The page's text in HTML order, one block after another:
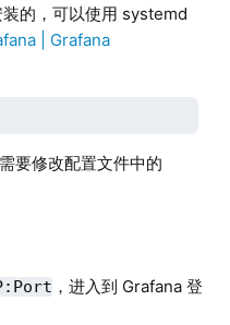
的，可以使用 systemd
| Grafana
要修改配置文件中的
，进入到 Grafana 登